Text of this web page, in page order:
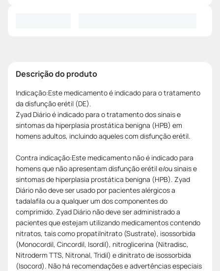
Descrição do produto
Indicação:Este medicamento é indicado para o tratamento
da disfunção erétil (DE).
Zyad Diário é indicado para o tratamento dos sinais e
sintomas da hiperplasia prostática benigna (HPB) em
homens adultos, incluindo aqueles com disfunção erétil.
Contra indicação:Este medicamento não é indicado para
homens que não apresentam disfunção erétil e/ou sinais e
sintomas de hiperplasia prostática benigna (HPB). Zyad
Diário não deve ser usado por pacientes alérgicos a
tadalafila ou a qualquer um dos componentes do
comprimido. Zyad Diário não deve ser administrado a
pacientes que estejam utilizando medicamentos contendo
nitratos, tais como propatilnitrato (Sustrate), isossorbida
(Monocordil, Cincordil, Isordil), nitroglicerina (Nitradisc,
Nitroderm TTS, Nitronal, Tridil) e dinitrato de isossorbida
(Isocord). Não há recomendações e advertências especiais